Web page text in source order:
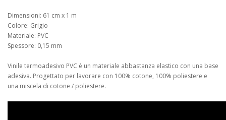
Dimensioni: 61 cm x 1 m
Colore: Grigio
Materiale: PVC
Spessore: 0,15 mm
Vinile termoadesivo PVC è un materiale abbastanza elastico con una base
adesiva. Progettato per lavorare con 100% cotone, 100% poliestere e
una miscela di cotone / poliestere.